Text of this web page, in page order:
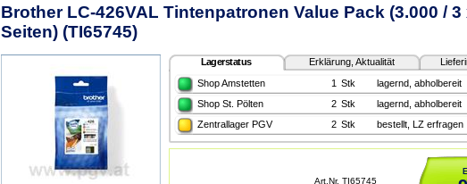
Brother LC-426VAL Tintenpatronen Value Pack (3.000 / 3
Seiten) (TI65745)
Lagerstatus Erklärung, Aktualität
Shop Amstetten
1 Stk
lagernd, abholbereit
Shop St. Pölten
2 Stk
lagernd, abholbereit
Zentrallager PGV
2 Stk bestellt, LZ erfragen
Art.Nr. TI65745